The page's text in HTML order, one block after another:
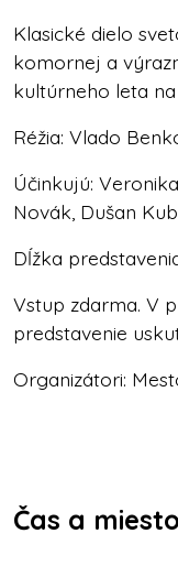
Klasické dielo
komornej a
kultúrneho leta
Réžia: Vlado
Účinkujú:
Novák, Dušan
Dĺžka
Vstup zdarma. V
predstavenie
Organizátori:
Čas a